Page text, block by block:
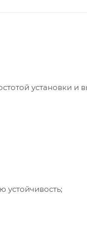
установки и
устойчивость;